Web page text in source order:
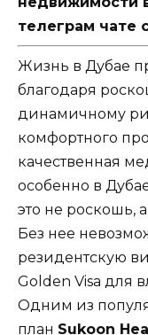
телеграм чате
Жизнь в Дубае
благодаря
динамичному
комфортного
качественная
особенно в
это не роскошь,
Без нее
резидентскую
Golden Visa для
Одним из
план Sukoon